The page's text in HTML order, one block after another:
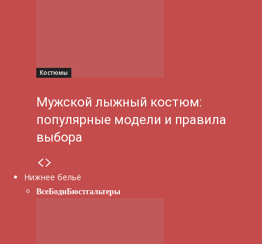
Костюмы
Мужской лыжный костюм:
популярные модели и правила
выбора
Нижнее бельё
ВсеБодиБюстгальтеры